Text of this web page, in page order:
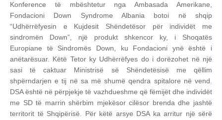
Konference të mbështetur nga Ambasada Amerikane,
Fondacioni Down Syndrome Albania botoi në shqip
“Udhërrëfyesin e Kujdesit Shëndetësor për individët me
sindromën Down”, një produkt shkencor ky, i Shoqatës
Europiane të Sindromës Down, ku Fondacioni ynë është i
anëtarësuar. Këtë Tetor ky Udhërrëfyes do i dorëzohet në një
sasi të caktuar Ministrisë së Shëndetësisë me qëllim
shpërndarjen e tij në sa më shumë qendra spitalore në vend.
DSA është në përpjekje të vazhdueshme që fëmijët dhe individët
me SD të marrin shërbim mjekësor cilësor brenda dhe jashtë
territorit të Shqipërisë. Për këtë arsye DSA ka arritur një sërë